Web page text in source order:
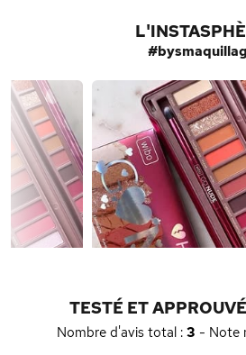
TESTÉ ET
Nombre d'avis total : 3 - Note